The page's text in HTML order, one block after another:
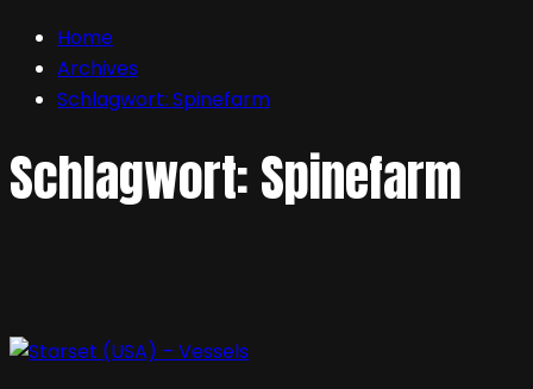
Home
Archives
Schlagwort: Spinefarm
Schlagwort:Spinefarm